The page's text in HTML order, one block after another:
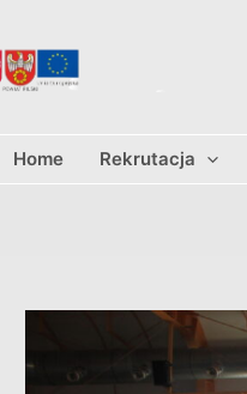
Home Rekrutacja